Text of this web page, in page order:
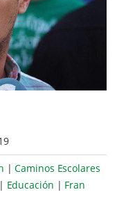
|Caminos Escolares
| Educación | Fran